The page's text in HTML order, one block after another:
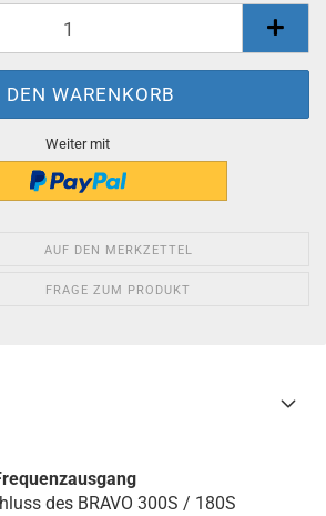
Weiter mit
AUF DEN MERKZETTEL
FRAGE ZUM PRODUKT
des BRAVO 300S / 180S